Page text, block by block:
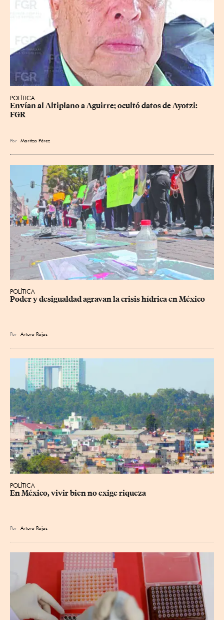
POLÍTICA
Envían al Altiplano a Aguirre; ocultó datos de Ayotzi:
FGR
Por Maritza Pérez
POLÍTICA
Poder y desigualdad agravan la crisis hídrica en México
Por Arturo Rojas
POLÍTICA
En México, vivir bien no exige riqueza
Por Arturo Rojas